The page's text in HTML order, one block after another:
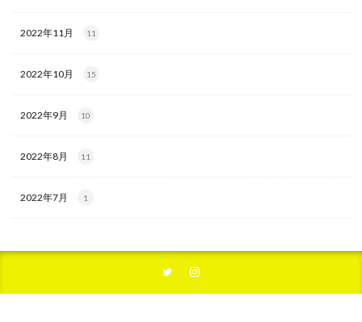
2022年11月 11
2022年10月 15
2022年9月 10
2022年8月 11
2022年7月 1